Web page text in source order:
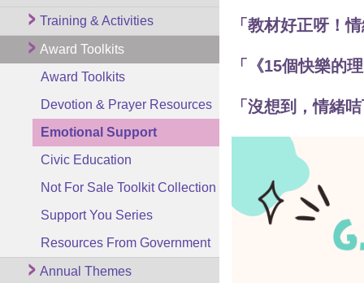
Training & Activities
Award Toolkits
Award Toolkits
Devotion & Prayer Resources
Emotional Support
Civic Education
Not For Sale Toolkit Collection
Support You Series
Resources From Government
Annual Themes
「教材好正呀！
「《15個快樂的
「沒想到，情緒